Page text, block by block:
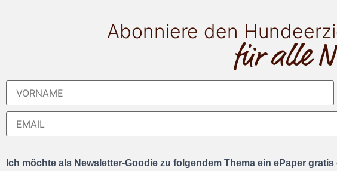
Abonniere den
für alle
Ich möchte als Newsletter-Goodie zu folgendem Thema ein ePaper gratis